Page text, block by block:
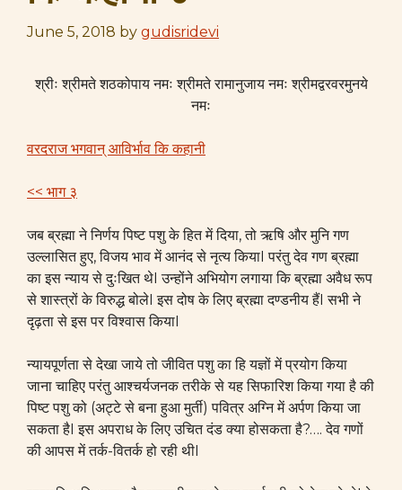
June 5, 2018 by gudisridevi
श्रीः श्रीमते शठकोपाय नमः श्रीमते रामानुजाय नमः श्रीमद्वरवरमुनये
नमः
वरदराज भगवान् आविर्भाव कि कहानी
<< भाग ३
जब ब्रह्मा ने निर्णय पिष्ट पशु के हित में दिया, तो ऋषि और मुनि गण
उल्लासित हुए,विजय भाव में आनंद से नृत्य कियाI परंतु देव गण ब्रह्मा
का इस न्याय से दुःखित थेI उन्होंने अभियोग लगाया कि ब्रह्मा अवैध रूप
से शास्त्रों के विरुद्ध बोलेI इस दोष के लिए ब्रह्मा दण्डनीय हैंI सभी ने
दृढ़ता से इस पर विश्वास कियाI
न्यायपूर्णता से देखा जाये तो जीवित पशु का हि यज्ञों में प्रयोग किया
जाना चाहिए परंतु आश्चर्यजनक तरीके से यह सिफारिश किया गया है की
पिष्ट पशु को (अट्टे से बना हुआ मुर्ती) पवित्र अग्नि में अर्पण किया जा
सकता हैI इस अपराध के लिए उचित दंड क्या होसकता है?…. देव गणों
की आपस में तर्क-वितर्क हो रही थीI